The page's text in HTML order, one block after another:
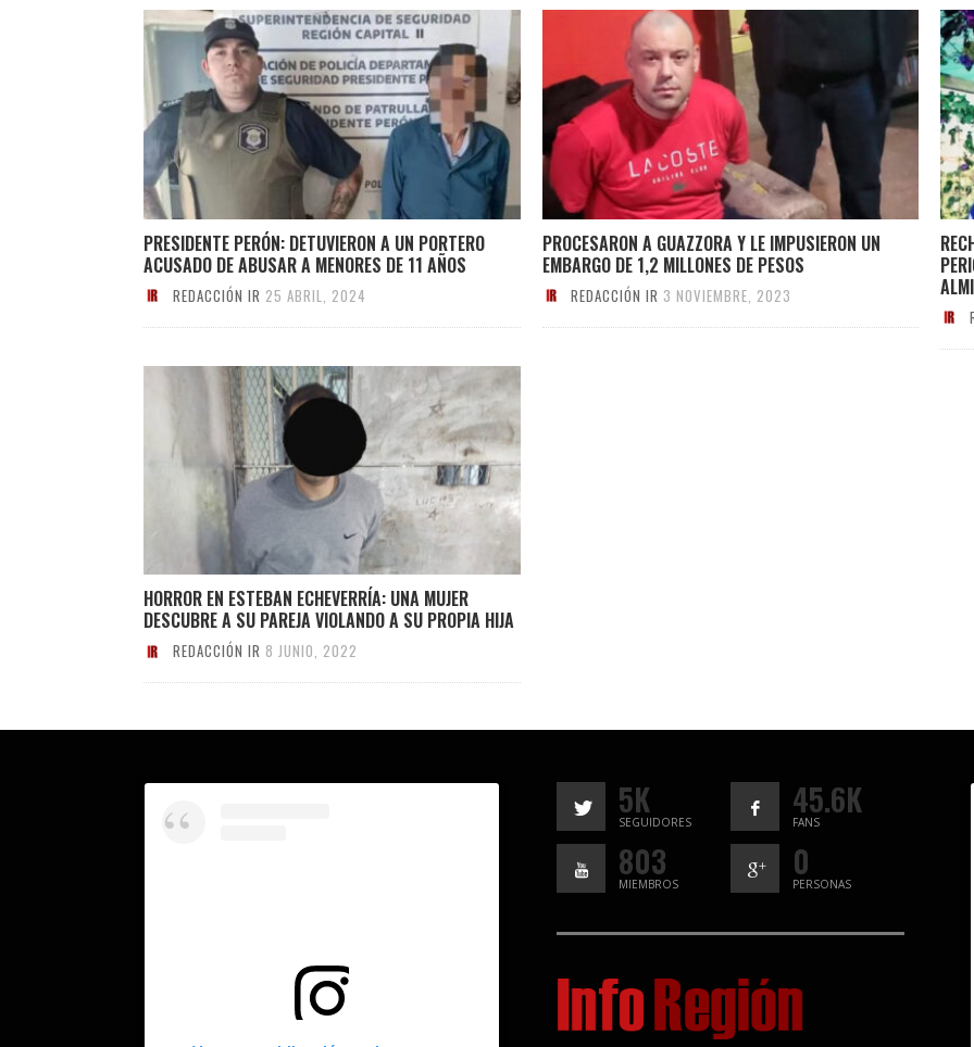
PRESIDENTE PERÓN: DETUVIERON A UN PORTERO
ACUSADO DE ABUSAR A MENORES DE 11 AÑOS
REDACCIÓN IR 25 ABRIL, 2024
PROCESARON A GUAZZORA Y LE IMPUSIERON UN
EMBARGO DE 1,2 MILLONES DE PESOS
REDACCIÓN IR 3 NOVIEMBRE, 2023
HORROR EN ESTEBAN ECHEVERRÍA: UNA MUJER
DESCUBRE A SU PAREJA VIOLANDO A SU PROPIA HIJA
REDACCIÓN IR 8 JUNIO, 2022
5K
SEGUIDORES
45.6K
FANS
803
MIEMBROS
0
PERSONAS